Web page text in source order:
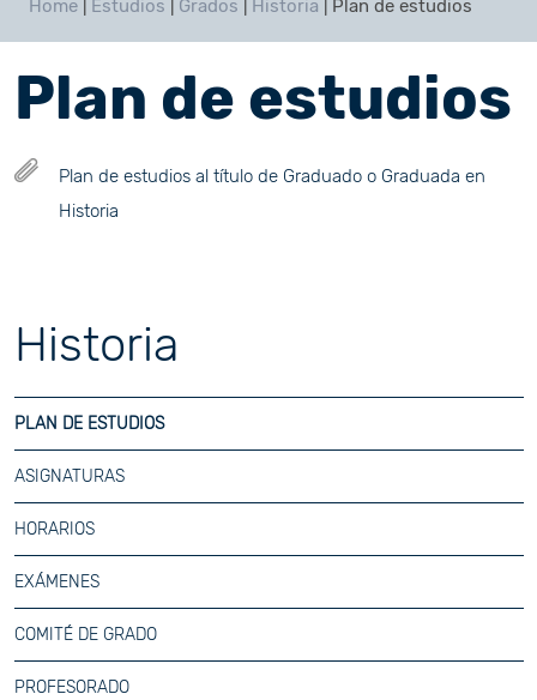
Home Estudios Grados Historia Plan de estudios
Plan de estudios
Plan de estudios al título de Graduado o Graduada en
Historia
Historia
PLAN DE ESTUDIOS
ASIGNATURAS
HORARIOS
EXÁMENES
COMITÉ DE GRADO
PROFESORADO